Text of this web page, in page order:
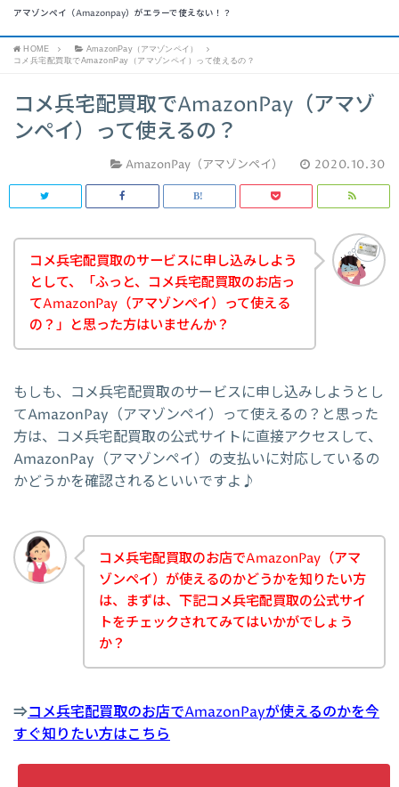
アマゾンペイ（Amazonpay）がエラーで使えない！？
HOME
AmazonPay（アマゾンペイ）
コメ兵宅配買取でAmazonPay（アマゾンペイ）って使えるの？
コメ兵宅配買取でAmazonPay（アマゾ
ンペイ）って使えるの？
AmazonPay（アマゾンペイ） 2020.10.30
コメ兵宅配買取のサービスに申し込みしよう
として、「ふっと、コメ兵宅配買取のお店っ
てAmazonPay（アマゾンペイ）って使える
の？」と思った方はいませんか？
もしも、コメ兵宅配買取のサービスに申し込みしようとし
てAmazonPay（アマゾンペイ）って使えるの？と思った
方は、コメ兵宅配買取の公式サイトに直接アクセスして、
AmazonPay（アマゾンペイ）の支払いに対応しているの
かどうかを確認されるといいですよ♪
コメ兵宅配買取のお店でAmazonPay（アマ
ゾンペイ）が使えるのかどうかを知りたい方
は、まずは、下記コメ兵宅配買取の公式サイ
トをチェックされてみてはいかがでしょう
か？
⇒コメ兵宅配買取のお店でAmazonPayが使えるのかを今
すぐ知りたい方はこちら